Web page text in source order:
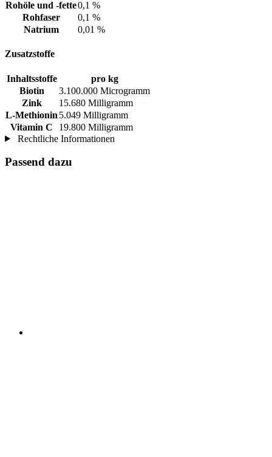
Rohöle und -fette0,1 %
Rohfaser
0,1 %
Natrium
0,01 %
Zusatzstoffe
Inhaltsstoffe
pro kg
Biotin
3.100.000 Microgramm
Zink
15.680 Milligramm
L-Methionin 5.049 Milligramm
Vitamin C
19.800 Milligramm
Rechtliche Informationen
Passend dazu